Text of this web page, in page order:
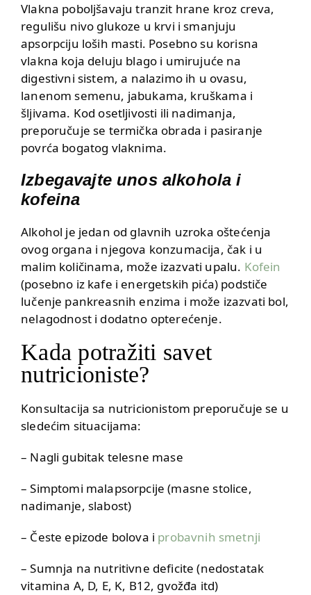
Vlakna poboljšavaju tranzit hrane kroz creva,
regulišu nivo glukoze u krvi i smanjuju
apsorpciju loših masti. Posebno su korisna
vlakna koja deluju blago i umirujuće na
digestivni sistem, a nalazimo ih u ovasu,
lanenom semenu, jabukama, kruškama i
šljivama. Kod osetljivosti ili nadimanja,
preporučuje se termička obrada i pasiranje
povrća bogatog vlaknima.
Izbegavajte unos alkohola i
kofeina
Alkohol je jedan od glavnih uzroka oštećenja
ovog organa i njegova konzumacija, čak i u
malim količinama, može izazvati upalu. Kofein
(posebno iz kafe i energetskih pića) podstiče
lučenje pankreasnih enzima i može izazvati bol,
nelagodnost i dodatno opterećenje.
Kada potražiti savet
nutricioniste?
Konsultacija sa nutricionistom preporučuje se u
sledećim situacijama:
– Nagli gubitak telesne mase
– Simptomi malapsorpcije (masne stolice,
nadimanje, slabost)
– Česte epizode bolova i probavnih smetnji
– Sumnja na nutritivne deficite (nedostatak
vitamina A, D, E, K, B12, gvožđa itd)